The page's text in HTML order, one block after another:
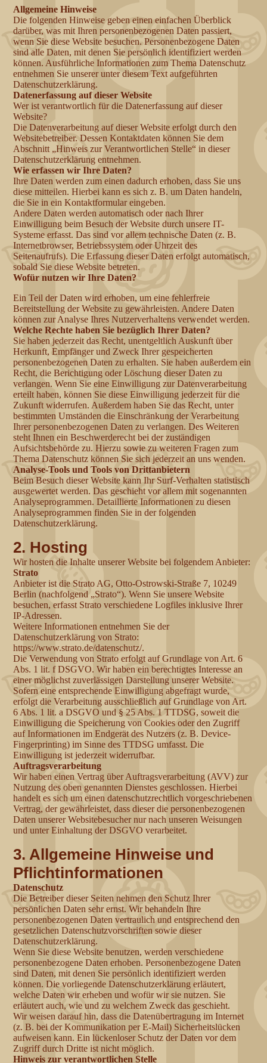
Allgemeine Hinweise
Die folgenden Hinweise geben einen einfachen Überblick
darüber, was mit Ihren personenbezogenen Daten passiert,
wenn Sie diese Website besuchen. Personenbezogene Daten
sind alle Daten, mit denen Sie persönlich identifiziert werden
können. Ausführliche Informationen zum Thema Datenschutz
entnehmen Sie unserer unter diesem Text aufgeführten
Datenschutzerklärung.
Datenerfassung auf dieser Website
Wer ist verantwortlich für die Datenerfassung auf dieser
Website?
Die Datenverarbeitung auf dieser Website erfolgt durch den
Websitebetreiber. Dessen Kontaktdaten können Sie dem
Abschnitt „Hinweis zur Verantwortlichen Stelle“ in dieser
Datenschutzerklärung entnehmen.
Wie erfassen wir Ihre Daten?
Ihre Daten werden zum einen dadurch erhoben, dass Sie uns
diese mitteilen. Hierbei kann es sich z. B. um Daten handeln,
die Sie in ein Kontaktformular eingeben.
Andere Daten werden automatisch oder nach Ihrer
Einwilligung beim Besuch der Website durch unsere IT-
Systeme erfasst. Das sind vor allem technische Daten (z. B.
Internetbrowser, Betriebssystem oder Uhrzeit des
Seitenaufrufs). Die Erfassung dieser Daten erfolgt automatisch,
sobald Sie diese Website betreten.
Wofür nutzen wir Ihre Daten?
Ein Teil der Daten wird erhoben, um eine fehlerfreie
Bereitstellung der Website zu gewährleisten. Andere Daten
können zur Analyse Ihres Nutzerverhaltens verwendet werden.
Welche Rechte haben Sie bezüglich Ihrer Daten?
Sie haben jederzeit das Recht, unentgeltlich Auskunft über
Herkunft, Empfänger und Zweck Ihrer gespeicherten
personenbezogenen Daten zu erhalten. Sie haben außerdem ein
Recht, die Berichtigung oder Löschung dieser Daten zu
verlangen. Wenn Sie eine Einwilligung zur Datenverarbeitung
erteilt haben, können Sie diese Einwilligung jederzeit für die
Zukunft widerrufen. Außerdem haben Sie das Recht, unter
bestimmten Umständen die Einschränkung der Verarbeitung
Ihrer personenbezogenen Daten zu verlangen. Des Weiteren
steht Ihnen ein Beschwerderecht bei der zuständigen
Aufsichtsbehörde zu. Hierzu sowie zu weiteren Fragen zum
Thema Datenschutz können Sie sich jederzeit an uns wenden.
Analyse-Tools und Tools von Drittanbietern
Beim Besuch dieser Website kann Ihr Surf-Verhalten statistisch
ausgewertet werden. Das geschieht vor allem mit sogenannten
Analyseprogrammen. Detaillierte Informationen zu diesen
Analyseprogrammen finden Sie in der folgenden
Datenschutzerklärung.
2. Hosting
Wir hosten die Inhalte unserer Website bei folgendem Anbieter:
Strato
Anbieter ist die Strato AG, Otto-Ostrowski-Straße 7, 10249
Berlin (nachfolgend „Strato“). Wenn Sie unsere Website
besuchen, erfasst Strato verschiedene Logfiles inklusive Ihrer
IP-Adressen.
Weitere Informationen entnehmen Sie der
Datenschutzerklärung von Strato:
https://www.strato.de/datenschutz/.
Die Verwendung von Strato erfolgt auf Grundlage von Art. 6
Abs. 1 lit. f DSGVO. Wir haben ein berechtigtes Interesse an
einer möglichst zuverlässigen Darstellung unserer Website.
Sofern eine entsprechende Einwilligung abgefragt wurde,
erfolgt die Verarbeitung ausschließlich auf Grundlage von Art.
6 Abs. 1 lit. a DSGVO und § 25 Abs. 1 TTDSG, soweit die
Einwilligung die Speicherung von Cookies oder den Zugriff
auf Informationen im Endgerät des Nutzers (z. B. Device-
Fingerprinting) im Sinne des TTDSG umfasst. Die
Einwilligung ist jederzeit widerrufbar.
Auftragsverarbeitung
Wir haben einen Vertrag über Auftragsverarbeitung (AVV) zur
Nutzung des oben genannten Dienstes geschlossen. Hierbei
handelt es sich um einen datenschutzrechtlich vorgeschriebenen
Vertrag, der gewährleistet, dass dieser die personenbezogenen
Daten unserer Websitebesucher nur nach unseren Weisungen
und unter Einhaltung der DSGVO verarbeitet.
3. Allgemeine Hinweise und
Pflichtinformationen
Datenschutz
Die Betreiber dieser Seiten nehmen den Schutz Ihrer
persönlichen Daten sehr ernst. Wir behandeln Ihre
personenbezogenen Daten vertraulich und entsprechend den
gesetzlichen Datenschutzvorschriften sowie dieser
Datenschutzerklärung.
Wenn Sie diese Website benutzen, werden verschiedene
personenbezogene Daten erhoben. Personenbezogene Daten
sind Daten, mit denen Sie persönlich identifiziert werden
können. Die vorliegende Datenschutzerklärung erläutert,
welche Daten wir erheben und wofür wir sie nutzen. Sie
erläutert auch, wie und zu welchem Zweck das geschieht.
Wir weisen darauf hin, dass die Datenübertragung im Internet
(z. B. bei der Kommunikation per E-Mail) Sicherheitslücken
aufweisen kann. Ein lückenloser Schutz der Daten vor dem
Zugriff durch Dritte ist nicht möglich.
Hinweis zur verantwortlichen Stelle